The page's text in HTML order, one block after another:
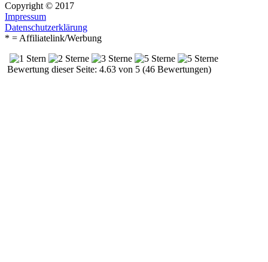
Copyright © 2017
Impressum
Datenschutzerklärung
* = Affiliatelink/Werbung
Bewertung dieser Seite: 4.63 von 5 (46 Bewertungen)